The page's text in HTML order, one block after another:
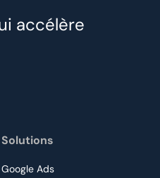
accélère
Solutions
Google Ads